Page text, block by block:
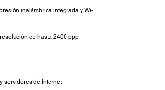
inalámbrica integrada y Wi-
de hasta 2400 ppp
servidores de Internet